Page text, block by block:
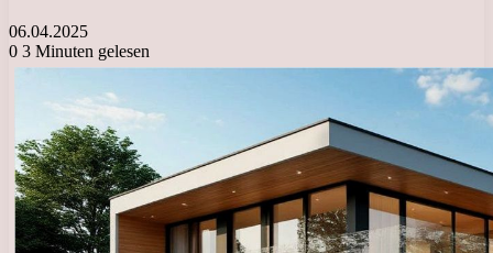
06.04.2025
0 3 Minuten gelesen